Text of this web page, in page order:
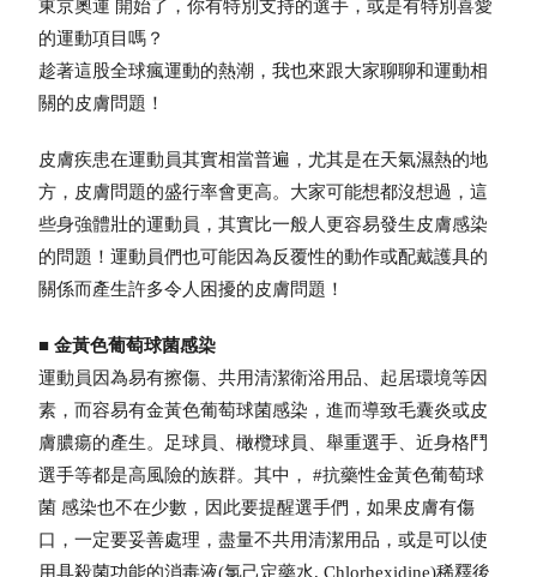
東京奧運 開始了，你有特別支持的選手，或是有特別喜愛
的運動項目嗎？
趁著這股全球瘋運動的熱潮，我也來跟大家聊聊和運動相
關的皮膚問題！
皮膚疾患在運動員其實相當普遍，尤其是在天氣濕熱的地
方，皮膚問題的盛行率會更高。大家可能想都沒想過，這
些身強體壯的運動員，其實比一般人更容易發生皮膚感染
的問題！運動員們也可能因為反覆性的動作或配戴護具的
關係而產生許多令人困擾的皮膚問題！
■金黃色葡萄球菌感染
運動員因為易有擦傷、共用清潔衛浴用品、起居環境等因
素，而容易有金黃色葡萄球菌感染，進而導致毛囊炎或皮
膚膿瘍的產生。足球員、橄欖球員、舉重選手、近身格鬥
選手等都是高風險的族群。其中， #抗藥性金黃色葡萄球
菌 感染也不在少數，因此要提醒選手們，如果皮膚有傷
口，一定要妥善處理，盡量不共用清潔用品，或是可以使
用具殺菌功能的消毒液(氯己定藥水, Chlorhexidine)稀釋後